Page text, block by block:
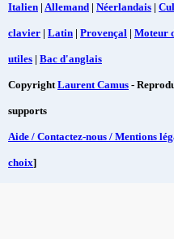
Italien | Allemand | Néerlandais |
clavier | Latin | Provençal | Moteur
utiles | Bac d'anglais
CopyrightLaurent Camus -
supports
Aide / Contactez-nous / Mentions
choix]